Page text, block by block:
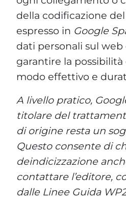
della codificazione
espresso in Google
dati personali sul web
garantire la
modo effettivo e
A livello pratico,
titolare del
di origine resta un
Questo consente di
deindicizzazione
contattare l’editore,
dalle Linee Guida